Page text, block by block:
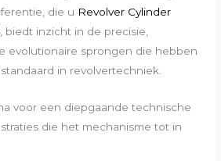
die u Revolver Cylinder
, biedt inzicht in de precisie,
evolutionaire sprongen die hebben
in revolvertechniek.
voor een diepgaande technische
die het mechanisme tot in